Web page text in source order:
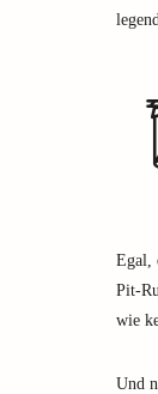
Egal,
Pit-
wie
Und